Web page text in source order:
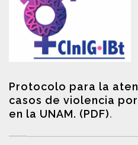
Protocolo para la
casos de violencia
en la UNAM. (PDF).